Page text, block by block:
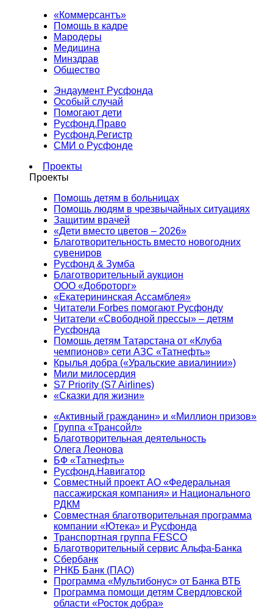
«Коммерсантъ»
Помощь в кадре
Мародеры
Медицина
Минздрав
Общество
Эндаумент Русфонда
Особый случай
Помогают дети
Русфонд.Право
Русфонд.Регистр
СМИ о Русфонде
Проекты
Проекты
Помощь детям в больницах
Помощь людям в чрезвычайных ситуациях
Защитим врачей
«Дети вместо цветов – 2026»
Благотворительность вместо новогодних
сувениров
Русфонд & Зумба
Благотворительный аукцион
ООО «Доброторг»
«Екатерининская Ассамблея»
Читатели Forbes помогают Русфонду
Читатели «Свободной прессы» – детям
Русфонда
Помощь детям Татарстана от «Клуба
чемпионов» сети АЗС «Татнефть»
Крылья добра («Уральские авиалинии»)
Мили милосердия
S7 Priority (S7 Airlines)
«Сказки для жизни»
«Активный гражданин» и «Миллион призов»
Группа «Трансойл»
Благотворительная деятельность
Олега Леонова
БФ «Татнефть»
Русфонд.Навигатор
Совместный проект АО «Федеральная
пассажирская компания» и Национального
РДКМ
Совместная благотворительная программа
компании «Ютека» и Русфонда
Транспортная группа FESCO
Благотворительный сервис Альфа-Банка
Сбербанк
РНКБ Банк (ПАО)
Программа «Мультибонус» от Банка ВТБ
Программа помощи детям Свердловской
области «Росток добра»